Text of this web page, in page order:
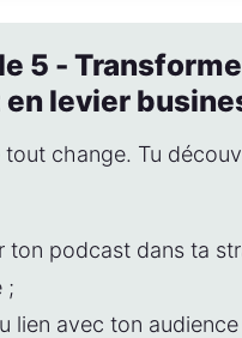
5 -
levier
tout change. Tu
ton podcast dans ta
;
lien avec ton audience